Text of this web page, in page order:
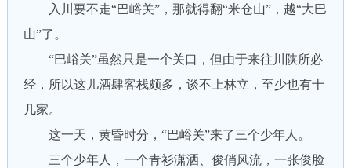
入川要不走“巴峪关”，那就得翻“米仓山”，越“大巴
山”了。
“巴峪关”虽然只是一个关口，但由于来往川陕所必
经，所以这儿酒肆客栈颇多，谈不上林立，至少也有十
几家。
这一天，黄昏时分，“巴峪关”来了三个少年人。
三个少年人，一个青衫潇洒、俊俏风流，一张俊脸